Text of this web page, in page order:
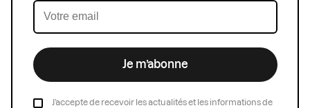
Je m’abonne
J’accepte de recevoir les actualités et les informations de